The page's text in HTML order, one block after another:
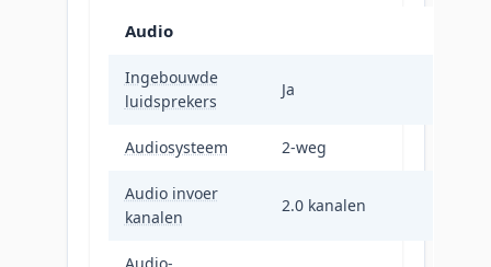
Audio
Ingebouwde
luidsprekers
Ja
Audiosysteem 2-weg
Audio invoer
kanalen
2.0 kanalen